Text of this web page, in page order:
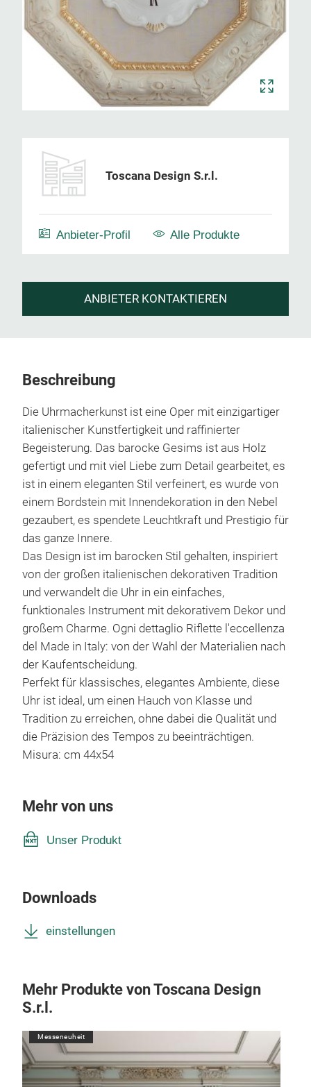
Toscana Design S.r.l.
Anbieter-Profil Alle Produkte
ANBIETER KONTAKTIEREN
Beschreibung
Die Uhrmacherkunst ist eine Oper mit einzigartiger
italienischer Kunstfertigkeit und raffinierter
Begeisterung. Das barocke Gesims ist aus Holz
gefertigt und mit viel Liebe zum Detail gearbeitet, es
ist in einem eleganten Stil verfeinert, es wurde von
einem Bordstein mit Innendekoration in den Nebel
gezaubert, es spendete Leuchtkraft und Prestigio für
das ganze Innere.
Das Design ist im barocken Stil gehalten, inspiriert
von der großen italienischen dekorativen Tradition
und verwandelt die Uhr in ein einfaches,
funktionales Instrument mit dekorativem Dekor und
großem Charme. Ogni dettaglio Riflette l'eccellenza
del Made in Italy: von der Wahl der Materialien nach
der Kaufentscheidung.
Perfekt für klassisches, elegantes Ambiente, diese
Uhr ist ideal, um einen Hauch von Klasse und
Tradition zu erreichen, ohne dabei die Qualität und
die Präzision des Tempos zu beeinträchtigen.
Misura: cm 44x54
Mehr von uns
Unser Produkt
Downloads
einstellungen
Mehr Produkte von Toscana Design
S.r.l.
Messeneuheit